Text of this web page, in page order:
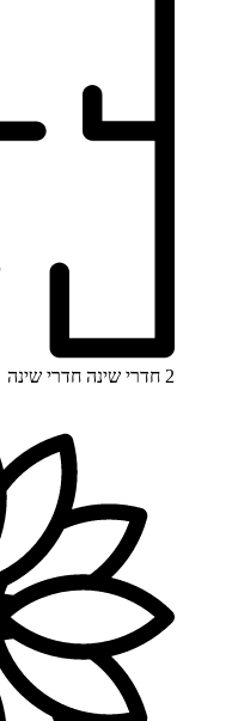
2 חדרי שינה חדרי שינה